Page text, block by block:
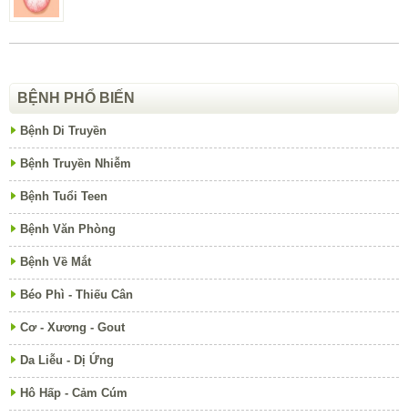
BỆNH PHỔ BIẾN
Bệnh Di Truyền
Bệnh Truyền Nhiễm
Bệnh Tuổi Teen
Bệnh Văn Phòng
Bệnh Về Mắt
Béo Phì - Thiếu Cân
Cơ - Xương - Gout
Da Liễu - Dị Ứng
Hô Hấp - Cảm Cúm